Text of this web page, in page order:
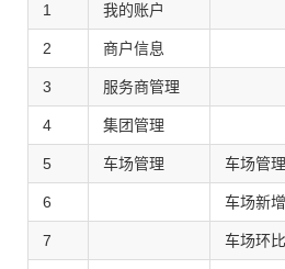
1 我的账户
2 商户信息
3 服务商管理
4 集团管理
5 车场管理 车场管理
6 车场新
7 车场环